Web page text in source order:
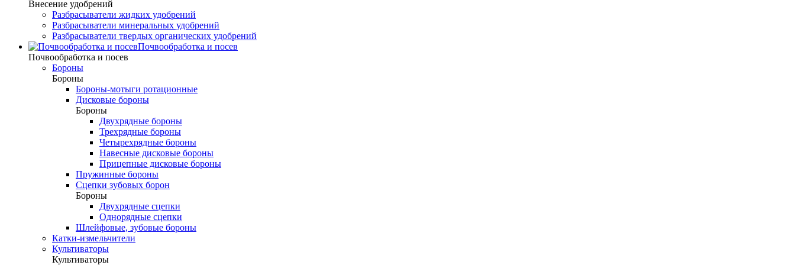
Внесение удобрений
Разбрасыватели жидких удобрений
Разбрасыватели минеральных удобрений
Разбрасыватели твердых органических удобрений
Почвообработка и посев
Почвообработка и посев
Бороны
Бороны
Бороны-мотыги ротационные
Дисковые бороны
Бороны
Двухрядные бороны
Трехрядные бороны
Четырехрядные бороны
Навесные дисковые бороны
Прицепные дисковые бороны
Пружинные бороны
Сцепки зубовых борон
Бороны
Двухрядные сцепки
Однорядные сцепки
Шлейфовые, зубовые бороны
Катки-измельчители
Культиваторы
Культиваторы